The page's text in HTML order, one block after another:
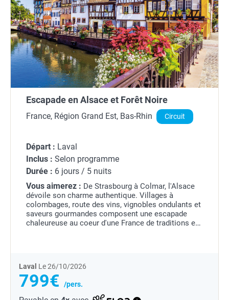
Escapade en Alsace et Forêt Noire
France, Région Grand Est, Bas-Rhin Circuit
Départ : Laval
Inclus : Selon programme
Durée : 6 jours / 5 nuits
Vous aimerez : De Strasbourg à Colmar, l'Alsace
dévoile son charme authentique. Villages à
colombages, route des vins, vignobles ondulants et
saveurs gourmandes composent une escapade
chaleureuse au coeur d'une France de traditions et
Laval Le 26/10/2026
799€ /pers.